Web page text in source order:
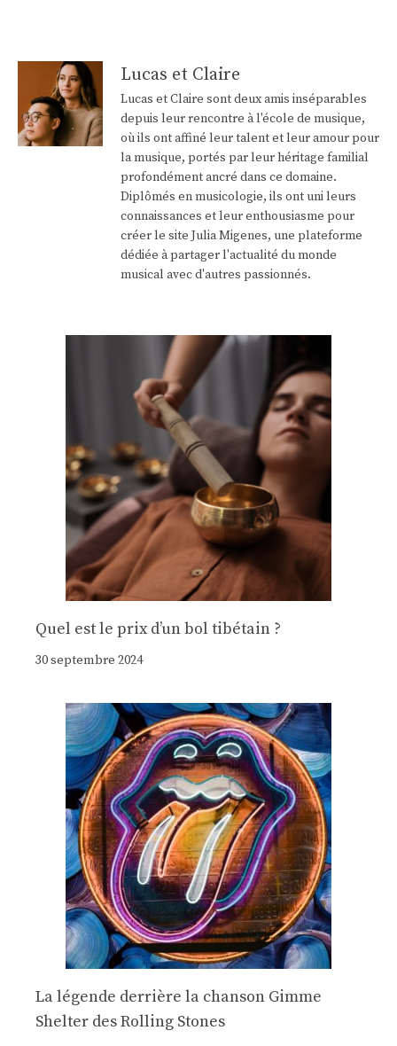
Lucas et Claire
Lucas et Claire sont deux amis inséparables
depuis leur rencontre à l'école de musique,
où ils ont affiné leur talent et leur amour pour
la musique, portés par leur héritage familial
profondément ancré dans ce domaine.
Diplômés en musicologie, ils ont uni leurs
connaissances et leur enthousiasme pour
créer le site Julia Migenes, une plateforme
dédiée à partager l'actualité du monde
musical avec d'autres passionnés.
Quel est le prix d’un bol tibétain ?
30 septembre 2024
La légende derrière la chanson Gimme
Shelter des Rolling Stones